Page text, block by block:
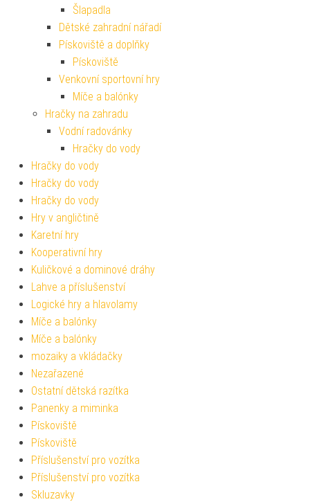
Šlapadla
Dětské zahradní nářadí
Pískoviště a doplňky
Pískoviště
Venkovní sportovní hry
Míče a balónky
Hračky na zahradu
Vodní radovánky
Hračky do vody
Hračky do vody
Hračky do vody
Hračky do vody
Hry v angličtině
Karetní hry
Kooperativní hry
Kuličkové a dominové dráhy
Lahve a příslušenství
Logické hry a hlavolamy
Míče a balónky
Míče a balónky
mozaiky a vkládačky
Nezařazené
Ostatní dětská razítka
Panenky a miminka
Pískoviště
Pískoviště
Příslušenství pro vozítka
Příslušenství pro vozítka
Skluzavky